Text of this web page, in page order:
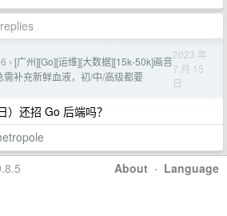
› [广州][Go][运维][大数据][15k-50k]画音
补充新鲜血液，初/中/高级都要
2023 年
7 月 15
日
还招 Go 后端吗？
About · Language